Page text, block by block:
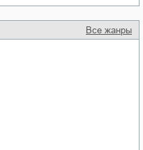
Все жанры